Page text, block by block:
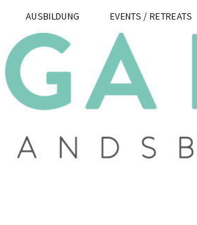
AUSBILDUNG EVENTS / RETREATS